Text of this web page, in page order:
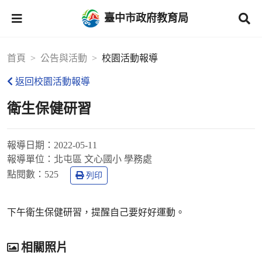
臺中市政府教育局
首頁 公告與活動 校園活動報導
返回校園活動報導
衛生保健研習
報導日期： 2022-05-11
報導單位： 北屯區 文心國小 學務處
點閱數： 525 列印
下午衛生保健研習，提醒自己要好好運動。
相關照片